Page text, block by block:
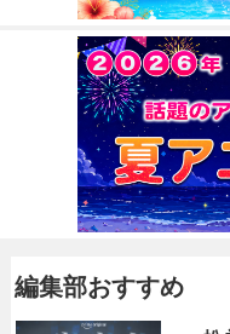
編集部おすすめ